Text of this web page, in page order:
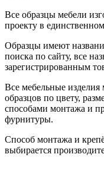
Все образцы мебели
проекту в
Образцы имеют
поиска по сайту, все
зарегистрированным
Все мебельные изделия
образцов по цвету,
способами монтажа и
фурнитуры.
Способ монтажа и
выбирается